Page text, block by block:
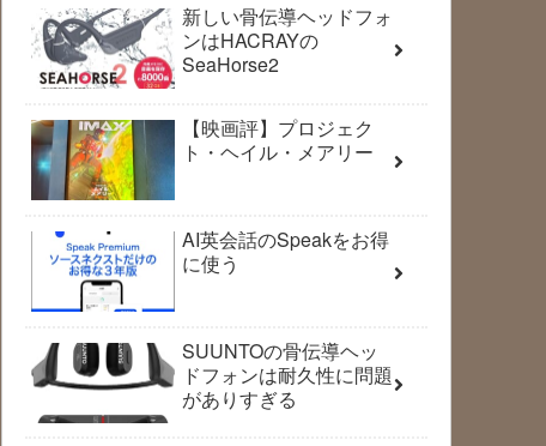
新しい骨伝導ヘッドフォ
ンはHACRAYの
SeaHorse2
【映画評】プロジェク
ト・ヘイル・メアリー
AI英会話のSpeakをお得
に使う
SUUNTOの骨伝導ヘッ
ドフォンは耐久性に問題
がありすぎる